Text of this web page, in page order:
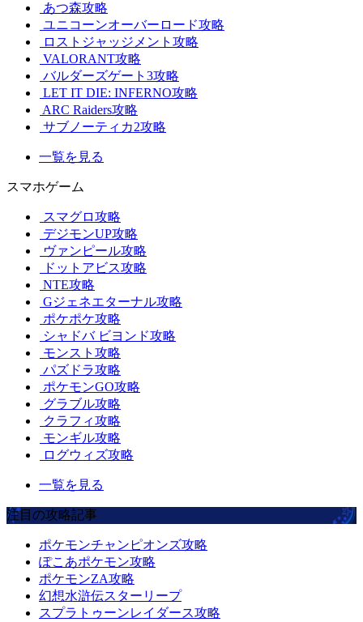
あつ森攻略
ユニコーンオーバーロード攻略
ロストジャッジメント攻略
VALORANT攻略
バルダーズゲート3攻略
LET IT DIE: INFERNO攻略
ARC Raiders攻略
サブノーティカ2攻略
一覧を見る
スマホゲーム
スマグロ攻略
デジモンUP攻略
ヴァンピール攻略
ドットアビス攻略
NTE攻略
Gジェネエターナル攻略
ポケポケ攻略
シャドバ ビヨンド攻略
モンスト攻略
パズドラ攻略
ポケモンGO攻略
グラブル攻略
クラフィ攻略
モンギル攻略
ログウィズ攻略
一覧を見る
注目の攻略記事
ポケモンチャンピオンズ攻略
ぽこあポケモン攻略
ポケモンZA攻略
幻想水滸伝スターリープ
スプラトゥーンレイダース攻略